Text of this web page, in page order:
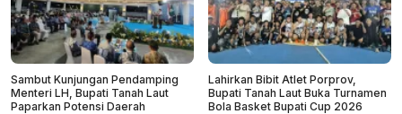
Sambut Kunjungan Pendamping
Menteri LH, Bupati Tanah Laut
Paparkan Potensi Daerah
Lahirkan Bibit Atlet Porprov,
Bupati Tanah Laut Buka Turnamen
Bola Basket Bupati Cup 2026